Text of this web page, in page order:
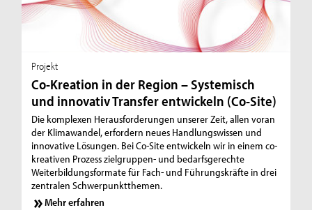
Projekt
Co-Kreation in der Region – Systemisch
und innovativ Transfer entwickeln (Co-Site)
Die komplexen Herausforderungen unserer Zeit, allen voran
der Klimawandel, erfordern neues Handlungswissen und
innovative Lösungen. Bei Co-Site entwickeln wir in einem co-
kreativen Prozess zielgruppen- und bedarfsgerechte
Weiterbildungsformate für Fach- und Führungskräfte in drei
zentralen Schwerpunktthemen.
Mehr erfahren